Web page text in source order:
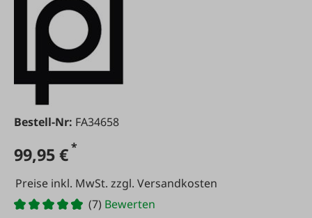
Bestell-Nr: FA34658
99,95 €*
Preise inkl. MwSt. zzgl. Versandkosten
(7) Bewerten